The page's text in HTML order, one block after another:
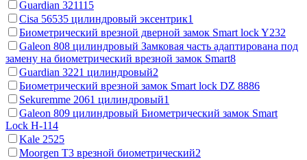
Guardian 321115
Cisa 56535 цилиндровый эксентрик1
Биометрический врезной дверной замок Smart lock Y232
Galeon 808 цилиндровый Замковая часть адаптирована под
замену на биометрический врезной замок Smart8
Guardian 3221 цилиндровый2
Биометрический врезной замок Smart lock DZ 8886
Sekuremme 2061 цилиндровый1
Galeon 809 цилиндровый Биометрический замок Smart
Lock H-114
Kale 2525
Moorgen T3 врезной биометрический2